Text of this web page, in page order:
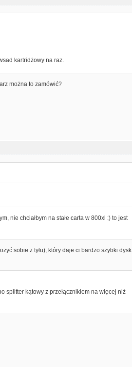
kartridżowy na raz.
można to zamówić?
nie chciałbym na stałe carta w 800xl :) to jest
sobie z tyłu), który daje ci bardzo szybki dysk
splitter kątowy z przełącznikiem na więcej niż